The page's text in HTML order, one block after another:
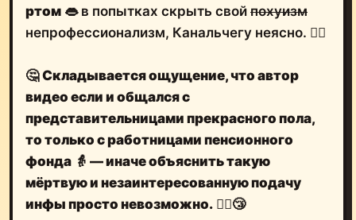
ртом 👄 в попытках скрыть свой похуизм
непрофессионализм, Канальчегу неясно. 🤷‍♂️
🤔Складывается ощущение, что автор
видео если и общался с
представительницами прекрасного пола,
то только с работницами пенсионного
фонда 👵 — иначе объяснить такую
мёртвую и незаинтересованную подачу
инфы просто невозможно. 🤦‍♂️😴